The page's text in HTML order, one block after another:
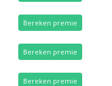
Bereken premie
Bereken premie
Bereken premie